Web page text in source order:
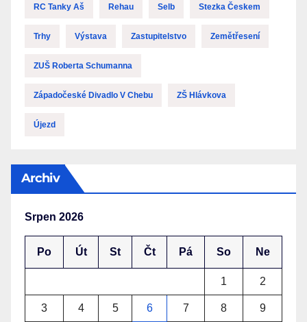
RC Tanky Aš Rehau Selb Stezka Českem
Trhy Výstava Zastupitelstvo Zemětřesení
ZUŠ Roberta Schumanna
Západočeské Divadlo V Chebu ZŠ Hlávkova
Újezd
Archiv
Srpen 2026
Po Út St Čt Pá So Ne
1 2
3 4 5 6 7 8 9